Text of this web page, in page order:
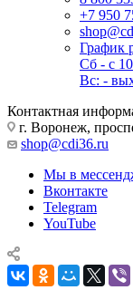
+7 950
График
Сб - с
Вс: -
Контактная
г. Воронеж,
shop@cdi36.ru
Мы в
Вконтакте
Telegram
YouTube